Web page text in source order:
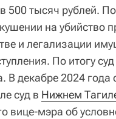
тысяч рублей.
на убийство
и легализации
По итогу
В декабре 2024 года
суд в Нижнем
вице-мэра об